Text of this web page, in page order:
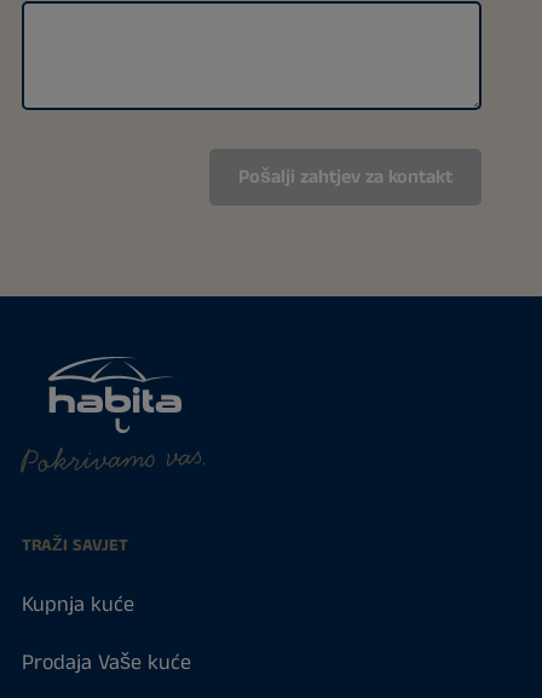
Pokrivamo vas.
TRAŽI SAVJET
Kupnja kuće
Prodaja Vaše kuće